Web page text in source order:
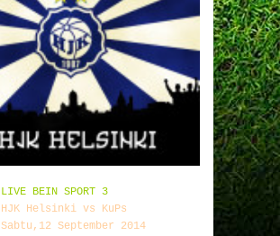
LIVE BEIN SPORT 3
HJK Helsinki vs KuPs
Sabtu,12 September 2014